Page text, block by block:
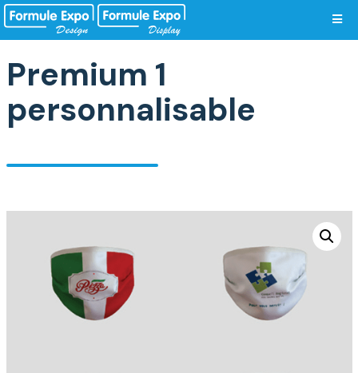
Premium 1
personnalisable
Vos préférences de cookies